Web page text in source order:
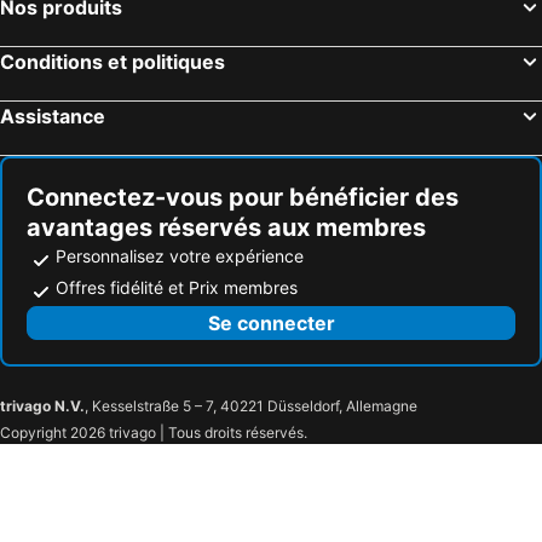
Nos produits
Conditions et politiques
Assistance
Connectez-vous pour bénéficier des
avantages réservés aux membres
Personnalisez votre expérience
Offres fidélité et Prix membres
Se connecter
trivago N.V., Kesselstraße 5 – 7, 40221 Düsseldorf, Allemagne
Copyright 2026 trivago | Tous droits réservés.